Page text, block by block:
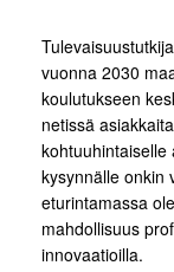
vuonna 2030
koulutukseen
netissä
kohtuuhintaiselle
kysynnälle onkin
eturintamassa
mahdollisuus
innovaatioilla.